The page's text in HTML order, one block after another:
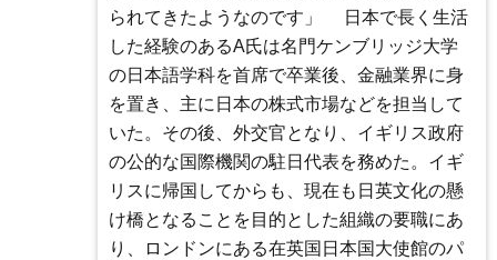
られてきたようなのです」 日本で長く生活
した経験のあるA氏は名門ケンブリッジ大学
の日本語学科を首席で卒業後、金融業界に身
を置き、主に日本の株式市場などを担当して
いた。その後、外交官となり、イギリス政府
の公的な国際機関の駐日代表を務めた。イギ
リスに帰国してからも、現在も日英文化の懸
け橋となることを目的とした組織の要職にあ
り、ロンドンにある在英国日本国大使館のパ